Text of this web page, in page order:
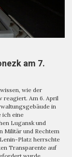
am 7.
wie der
reagiert. Am 6. April
in
ich eine
Lugansk und
Militär und Rechtem
Platz herrschte
Transparente auf